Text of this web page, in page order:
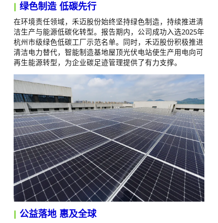
| 绿色制造 低碳先行
在环境责任领域，禾迈股份始终坚持绿色制造，持续推进清
洁生产与能源低碳化转型。报告期内，公司成功入选2025年
杭州市级绿色低碳工厂示范名单。同时，禾迈股份积极推进
清洁电力替代，智能制造基地屋顶光伏电站使生产用电向可
再生能源转型，为企业碳足迹管理提供了有力支撑。
| 公益落地 惠及全球